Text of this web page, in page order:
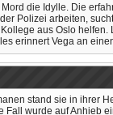
die Idylle. Die
Polizei arbeiten,
aus Oslo
erinnert Vega an
stand sie in ihrer
wurde auf Anhieb